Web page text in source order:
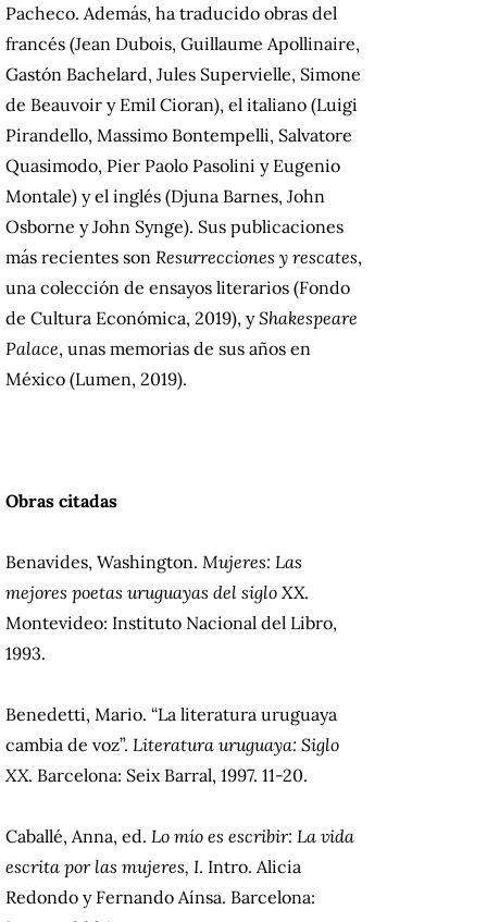
Pacheco. Además, ha traducido obras del
francés (Jean Dubois, Guillaume Apollinaire,
Gastón Bachelard, Jules Supervielle, Simone
de Beauvoir y Emil Cioran), el italiano (Luigi
Pirandello, Massimo Bontempelli, Salvatore
Quasimodo, Pier Paolo Pasolini y Eugenio
Montale) y el inglés (Djuna Barnes, John
Osborne y John Synge). Sus publicaciones
más recientes son Resurrecciones y rescates,
una colección de ensayos literarios (Fondo
de Cultura Económica, 2019), yShakespeare
Palace, unas memorias de sus años en
México (Lumen, 2019).
Obras citadas
Benavides, Washington. Mujeres: Las
mejores poetas uruguayas del siglo XX.
Montevideo: Instituto Nacional del Libro,
1993.
Benedetti, Mario. “La literatura uruguaya
cambia de voz”. Literatura uruguaya: Siglo
XX. Barcelona: Seix Barral, 1997. 11-20.
Caballé, Anna, ed. Lo mío es escribir: La vida
escrita por las mujeres, I. Intro. Alicia
Redondo y Fernando Aínsa. Barcelona: